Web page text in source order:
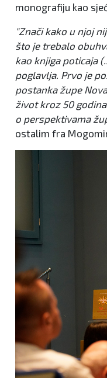
monografiju kao
"Znači kako u njoj
što je trebalo
kao knjiga poticaja
poglavlja. Prvo je
postanka župe
život kroz 50
o perspektivama
ostalim fra